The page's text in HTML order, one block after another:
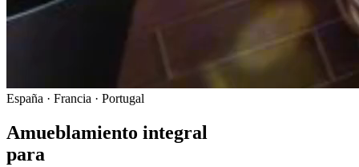
España · Francia · Portugal
Amueblamiento integral
para